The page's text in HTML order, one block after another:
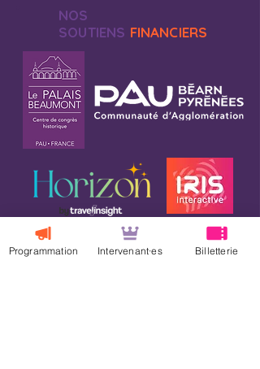
NOS
SOUTIENS FINANCIERS
Programmation Intervenant·es Billetterie